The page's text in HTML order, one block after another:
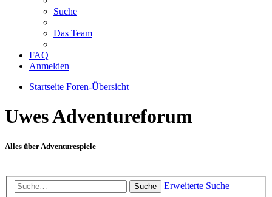
Suche
Das Team
FAQ
Anmelden
Startseite Foren-Übersicht
Uwes Adventureforum
Alles über Adventurespiele
Suche Erweiterte Suche